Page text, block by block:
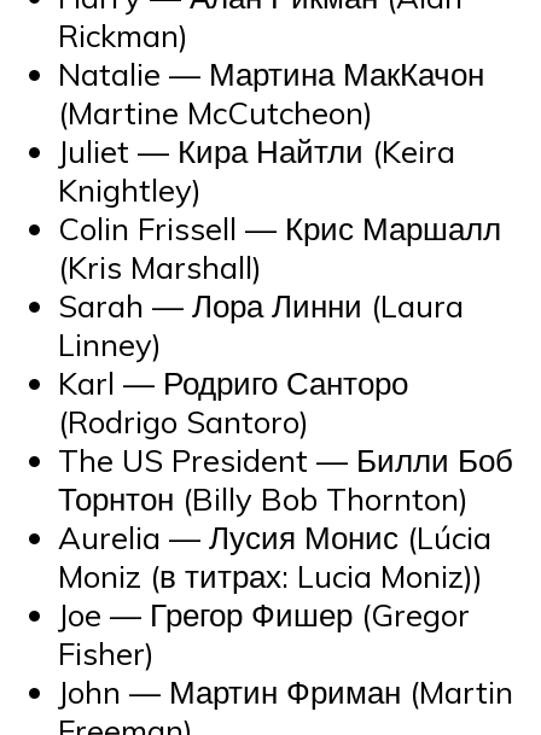
Rickman)
Natalie — Мартина МакКачон
(Martine McCutcheon)
Juliet — Кира Найтли (Keira
Knightley)
Colin Frissell — Крис Маршалл
(Kris Marshall)
Sarah — Лора Линни (Laura
Linney)
Karl — Родриго Санторо
(Rodrigo Santoro)
The US President — Билли Боб
Торнтон (Billy Bob Thornton)
Aurelia — Лусия Монис (Lúcia
Moniz (в титрах: Lucia Moniz))
Joe — Грегор Фишер (Gregor
Fisher)
John — Мартин Фриман (Martin